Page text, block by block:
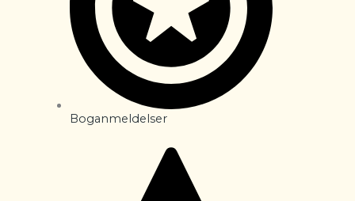
Boganmeldelser